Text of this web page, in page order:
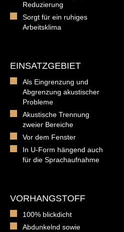
Reduzierung
Sorgt für ein ruhiges
Arbeitsklima
EINSATZGEBIET
Als Eingrenzung und
Abgrenzung akustischer
Probleme
Akustische Trennung
zweier Bereiche
Vor dem Fenster
In U-Form hängend auch
für die Sprachaufnahme
VORHANGSTOFF
100% blickdicht
Abdunkelnd sowie